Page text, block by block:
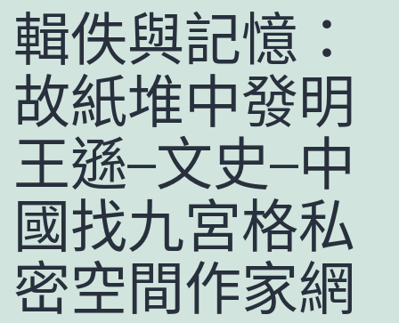
容輯佚與記憶：
故紙堆中發明
王遜–文史–中
國找九宮格私
密空間作家網